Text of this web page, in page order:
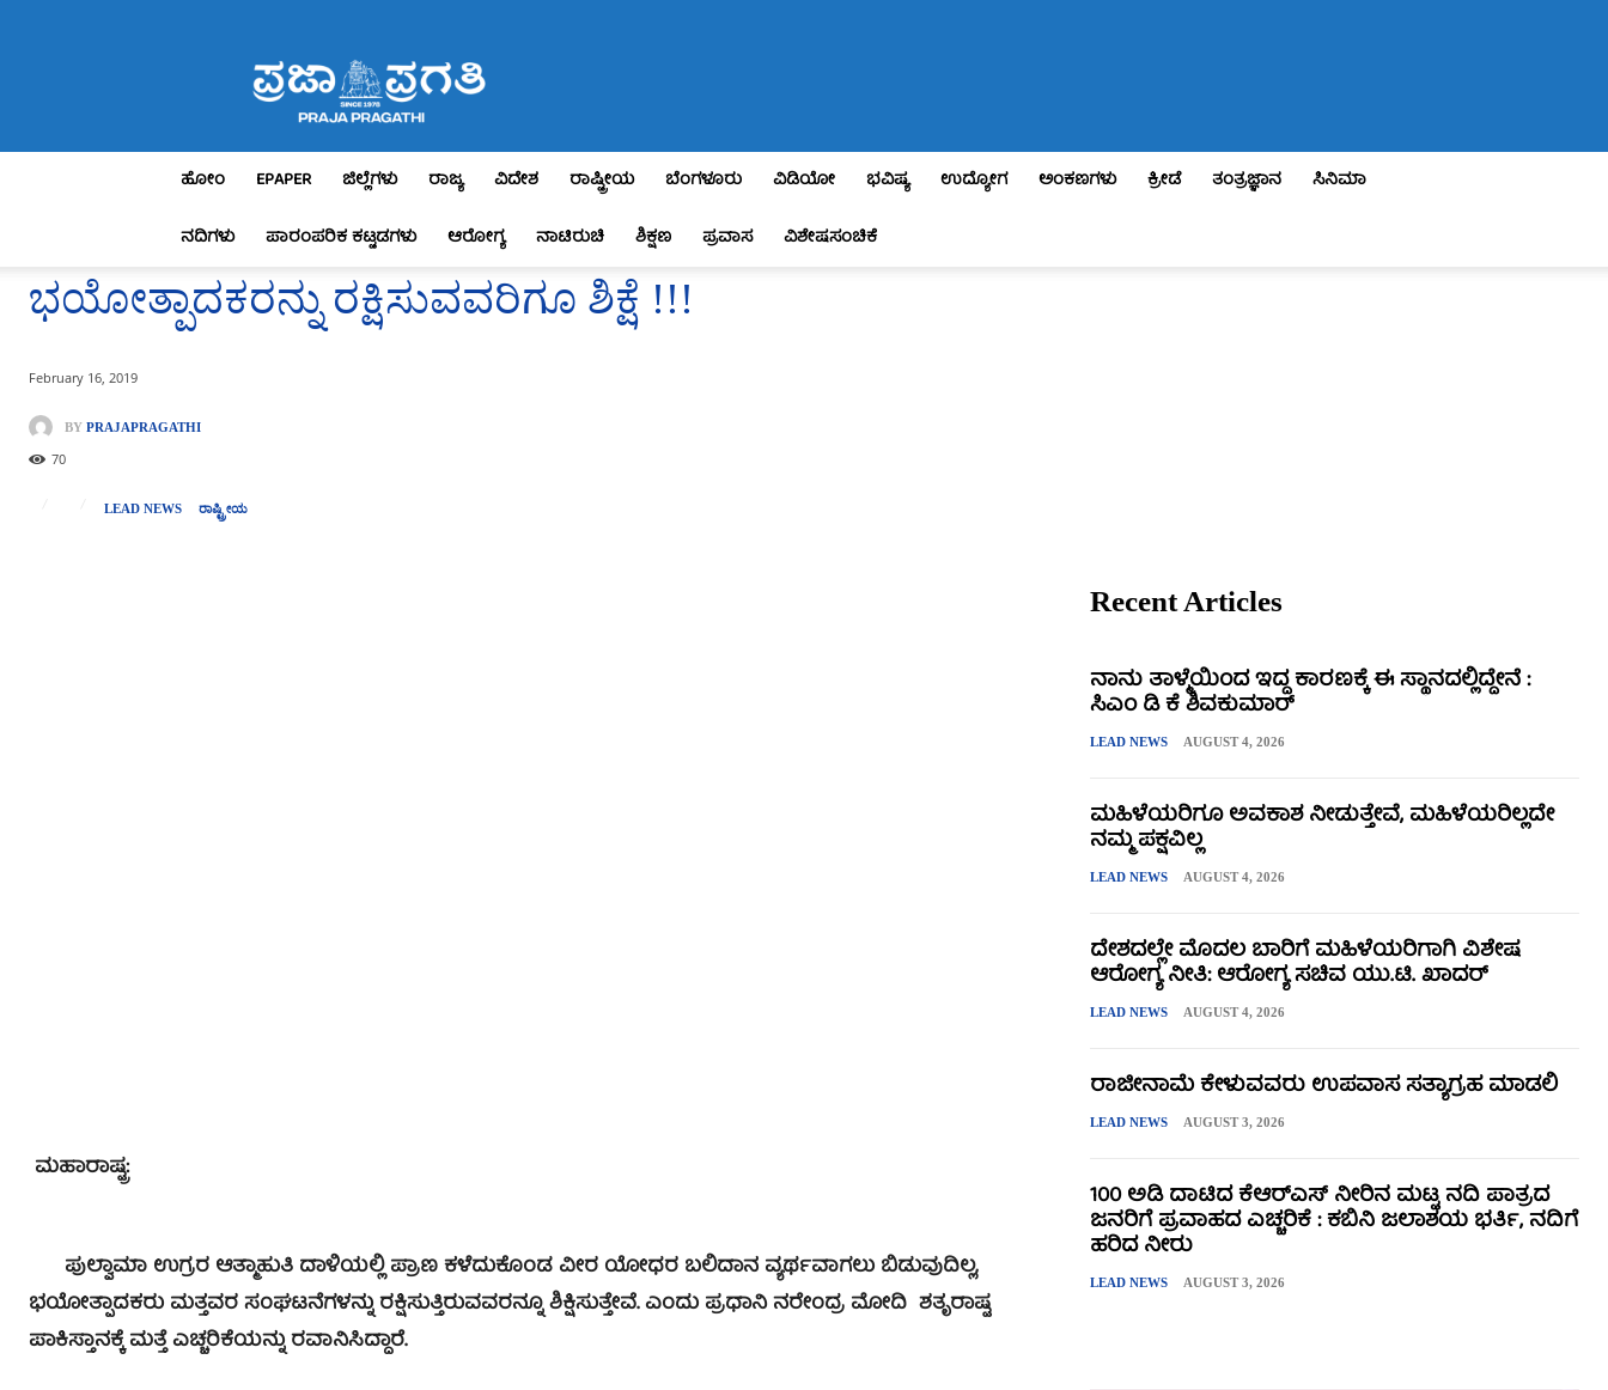
Pragathi
ಹೋಂ EPAPER ಜಿಲ್ಲೆಗಳು ರಾಜ್ಯ ವಿದೇಶ ರಾಷ್ಟ್ರೀಯ ಬೆಂಗಳೂರು ವಿಡಿಯೋ ಭವಿಷ್ಯ ಉದ್ಯೋಗ ಅಂಕಣಗಳು ಕ್ರೀಡೆ ತಂತ್ರಜ್ಞಾನ
ಸಿನಿಮಾ
ನದಿಗಳು
ಪಾರಂಪರಿಕ ಕಟ್ಟಡಗಳು ಆರೋಗ್ಯ ನಾಟಿರುಚಿ ಶಿಕ್ಷಣ ಪ್ರವಾಸ ವಿಶೇಷಸಂಚಿಕೆ
ಭಯೋತ್ಪಾದಕರನ್ನು ರಕ್ಷಿಸುವವರಿಗೂ ಶಿಕ್ಷೆ !!!
February 16, 2019
BY PRAJAPRAGATHI
70
LEAD NEWS ರಾಷ್ಟ್ರೀಯ
ಮಹಾರಾಷ್ಟ್ರ:
ಪುಲ್ವಾಮಾ ಉಗ್ರರ ಆತ್ಮಾಹುತಿ ದಾಳಿಯಲ್ಲಿ ಪ್ರಾಣ ಕಳೆದುಕೊಂಡ ವೀರ ಯೋಧರ ಬಲಿದಾನ ವ್ಯರ್ಥವಾಗಲು ಬಿಡುವುದಿಲ್ಲ,
ಭಯೋತ್ಪಾದಕರು ಮತ್ತವರ ಸಂಘಟನೆಗಳನ್ನು ರಕ್ಷಿಸುತ್ತಿರುವವರನ್ನೂ ಶಿಕ್ಷಿಸುತ್ತೇವೆ. ಎಂದು ಪ್ರಧಾನಿ ನರೇಂದ್ರ ಮೋದಿ ಶತೃರಾಷ್ಟ
ಪಾಕಿಸ್ತಾನಕ್ಕೆ ಮತ್ತೆ ಎಚ್ಚರಿಕೆಯನ್ನು ರವಾನಿಸಿದ್ದಾರೆ.
Recent Articles
ನಾನು ತಾಳ್ಮೆಯಿಂದ ಇದ್ದ ಕಾರಣಕ್ಕೆ ಈ ಸ್ಥಾನದಲ್ಲಿದ್ದೇನೆ :
ಸಿಎಂ ಡಿ ಕೆ ಶಿವಕುಮಾರ್
LEAD NEWS AUGUST 4, 2026
ಮಹಿಳೆಯರಿಗೂ ಅವಕಾಶ ನೀಡುತ್ತೇವೆ, ಮಹಿಳೆಯರಿಲ್ಲದೇ
ನಮ್ಮ ಪಕ್ಷವಿಲ್ಲ
LEAD NEWS AUGUST 4, 2026
ದೇಶದಲ್ಲೇ ಮೊದಲ ಬಾರಿಗೆ ಮಹಿಳೆಯರಿಗಾಗಿ ವಿಶೇಷ
ಆರೋಗ್ಯ ನೀತಿ: ಆರೋಗ್ಯ ಸಚಿವ ಯು.ಟಿ. ಖಾದರ್
LEAD NEWS AUGUST 4, 2026
ರಾಜೀನಾಮೆ ಕೇಳುವವರು ಉಪವಾಸ ಸತ್ಯಾಗ್ರಹ ಮಾಡಲಿ
LEAD NEWS AUGUST 3, 2026
100 ಅಡಿ ದಾಟಿದ ಕೆಆರ್‌ಎಸ್ ನೀರಿನ ಮಟ್ಟ ನದಿ ಪಾತ್ರದ
ಜನರಿಗೆ ಪ್ರವಾಹದ ಎಚ್ಚರಿಕೆ : ಕಬಿನಿ ಜಲಾಶಯ ಭರ್ತಿ, ನದಿಗೆ
ಹರಿದ ನೀರು
LEAD NEWS AUGUST 3, 2026